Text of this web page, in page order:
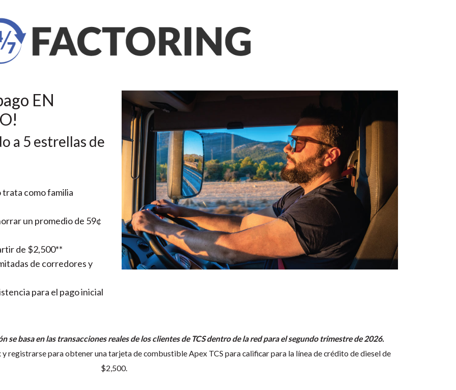
EN
a 5 estrellas de
como familia
un promedio de 59¢
de $2,500**
de corredores y
para el pago inicial
se basa en las transacciones reales de los clientes de TCS dentro de la red para el segundo trimestre de 2026.
registrarse para obtener una tarjeta de combustible Apex TCS para calificar para la línea de crédito de diesel de
$2,500.